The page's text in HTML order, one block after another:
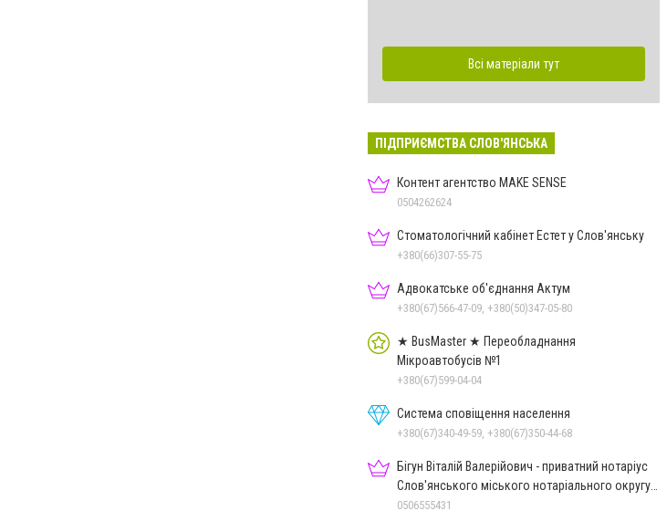
Всі матеріали тут
ПІДПРИЄМСТВА СЛОВ'ЯНСЬКА
Контент агентство MAKE SENSE
0504262624
Стоматологічний кабінет Естет у Слов'янську
+380(66)307-55-75
Адвокатське об'єднання Актум
+380(67)566-47-09, +380(50)347-05-80
★ BusMaster ★ Переобладнання
Мікроавтобусів №1
+380(67)599-04-04
Система сповіщення населення
+380(67)340-49-59, +380(67)350-44-68
Бігун Віталій Валерійович - приватний нотаріус
Слов'янського міського нотаріального округу
Дон.обл.
0506555431